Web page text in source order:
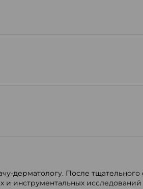
дерматологу. После тщательного
инструментальных исследований